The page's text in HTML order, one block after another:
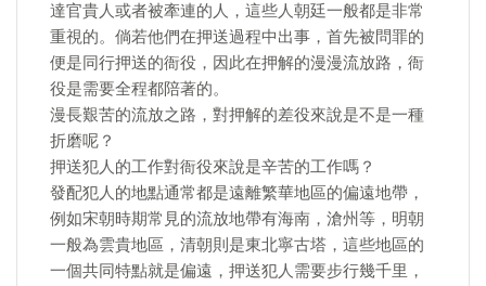
達官貴人或者被牽連的人，這些人朝廷一般都是非常
重視的。倘若他們在押送過程中出事，首先被問罪的
便是同行押送的衙役，因此在押解的漫漫流放路，衙
役是需要全程都陪著的。
漫長艱苦的流放之路，對押解的差役來說是不是一種
折磨呢？
押送犯人的工作對衙役來說是辛苦的工作嗎？
發配犯人的地點通常都是遠離繁華地區的偏遠地帶，
例如宋朝時期常見的流放地帶有海南，滄州等，明朝
一般為雲貴地區，清朝則是東北寧古塔，這些地區的
一個共同特點就是偏遠，押送犯人需要步行幾千里，